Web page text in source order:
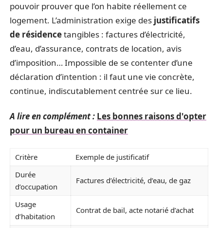
pouvoir prouver que l’on habite réellement ce
logement. L’administration exige des justificatifs
de résidencetangibles : factures d’électricité,
d’eau, d’assurance, contrats de location, avis
d’imposition… Impossible de se contenter d’une
déclaration d’intention : il faut une vie concrète,
continue, indiscutablement centrée sur ce lieu.
A lire en complément : Les bonnes raisons d'opter
pour un bureau en container
Critère
Exemple de justificatif
Durée
d’occupation
Factures d’électricité, d’eau, de gaz
Usage
d’habitation
Contrat de bail, acte notarié d’achat